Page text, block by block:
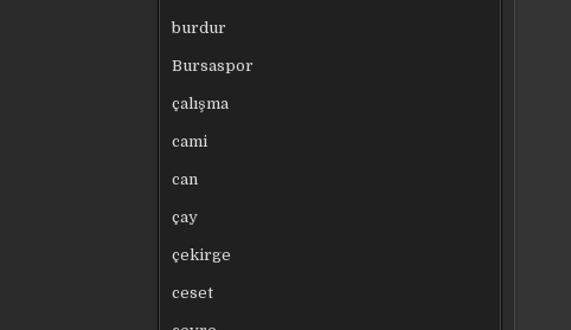
burdur
Bursaspor
çalışma
cami
can
çay
çekirge
ceset